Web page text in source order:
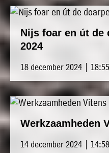
Nijs foar en út de
2024
18 december 2024 | 18:55
Werkzaamheden
14 december 2024 | 14:58